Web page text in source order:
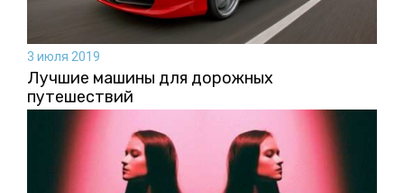
3 июля 2019
Лучшие машины для дорожных
путешествий